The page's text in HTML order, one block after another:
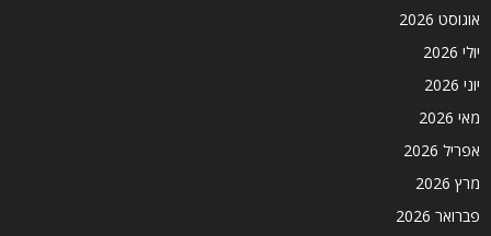
אוגוסט 2026
יולי 2026
יוני 2026
מאי 2026
אפריל 2026
מרץ 2026
פברואר 2026